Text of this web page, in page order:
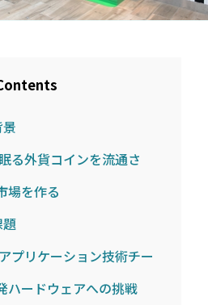
る外貨コインを流通さ
場を作る
プリケーション技術チー
ハードウェアへの挑戦